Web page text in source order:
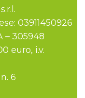
03911450926
– 305948
euro, i.v.
6